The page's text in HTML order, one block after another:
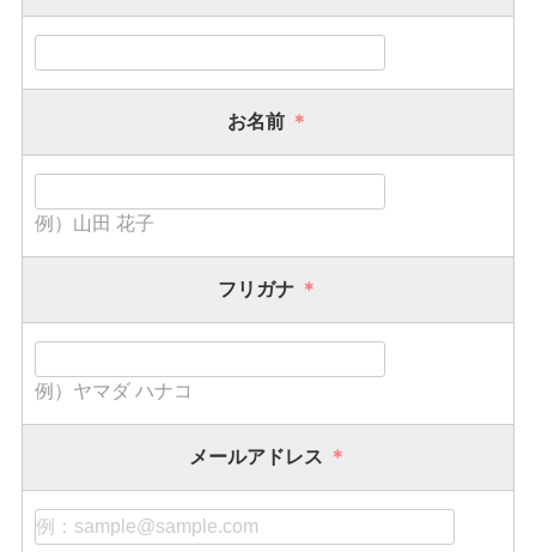
お名前 ＊
例）山田 花子
フリガナ ＊
例）ヤマダ ハナコ
メールアドレス ＊